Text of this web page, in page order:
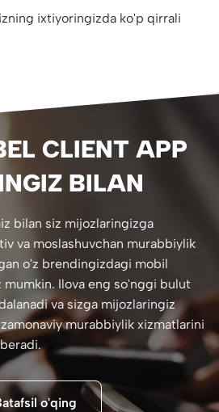
ixtiyoringizda ko'p qirrali
CLIENT APP
BILAN
bilan siz mijozlaringizga
va moslashuvchan murabbiylik
o'z brendingizdagi mobil
Ilova eng so'nggi bulut
va sizga mijozlaringiz
murabbiylik xizmatlarini
o'qing